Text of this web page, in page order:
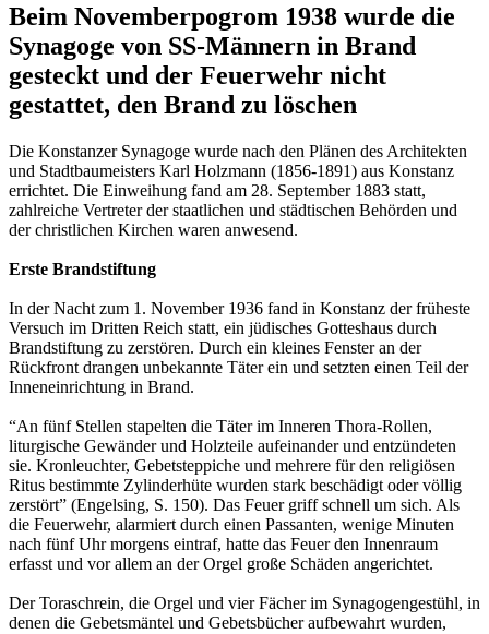
Beim Novemberpogrom 1938 wurde die
Synagoge von SS-Männern in Brand
gesteckt und der Feuerwehr nicht
gestattet, den Brand zu löschen
Die Konstanzer Synagoge wurde nach den Plänen des Architekten
und Stadtbaumeisters Karl Holzmann (1856-1891) aus Konstanz
errichtet. Die Einweihung fand am 28. September 1883 statt,
zahlreiche Vertreter der staatlichen und städtischen Behörden und
der christlichen Kirchen waren anwesend.
Erste Brandstiftung
In der Nacht zum 1. November 1936 fand in Konstanz der früheste
Versuch im Dritten Reich statt, ein jüdisches Gotteshaus durch
Brandstiftung zu zerstören. Durch ein kleines Fenster an der
Rückfront drangen unbekannte Täter ein und setzten einen Teil der
Inneneinrichtung in Brand.
“An fünf Stellen stapelten die Täter im Inneren Thora-Rollen,
liturgische Gewänder und Holzteile aufeinander und entzündeten
sie. Kronleuchter, Gebetsteppiche und mehrere für den religiösen
Ritus bestimmte Zylinderhüte wurden stark beschädigt oder völlig
zerstört” (Engelsing, S. 150). Das Feuer griff schnell um sich. Als
die Feuerwehr, alarmiert durch einen Passanten, wenige Minuten
nach fünf Uhr morgens eintraf, hatte das Feuer den Innen­raum
erfasst und vor allem an der Orgel große Schäden angerichtet.
Der Toraschrein, die Orgel und vier Fächer im Synagogengestühl, in
denen die Gebetsmäntel und Gebetsbücher aufbewahrt wurden,